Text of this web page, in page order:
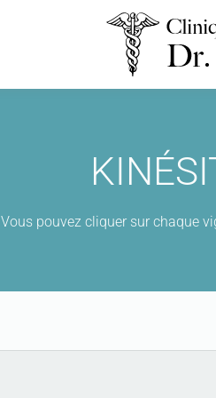
Vous pouvez cliquer sur chaque